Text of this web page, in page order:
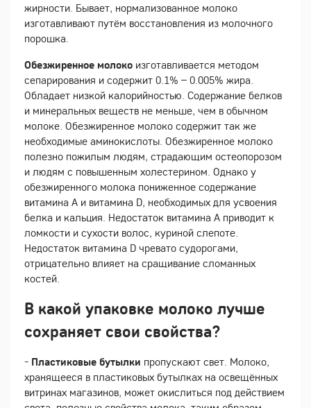
жирности. Бывает, нормализованное молоко
изготавливают путём восстановления из молочного
порошка.
Обезжиренное молоко изготавливается методом
сепарирования и содержит 0.1% – 0.005% жира.
Обладает низкой калорийностью. Содержание белков
и минеральных веществ не меньше, чем в обычном
молоке. Обезжиренное молоко содержит так же
необходимые аминокислоты. Обезжиренное молоко
полезно пожилым людям, страдающим остеопорозом
и людям с повышенным холестерином. Однако у
обезжиренного молока пониженное содержание
витамина A и витамина D, необходимых для усвоения
белка и кальция. Недостаток витамина A приводит к
ломкости и сухости волос, куриной слепоте.
Недостаток витамина D чревато судорогами,
отрицательно влияет на сращивание сломанных
костей.
В какой упаковке молоко лучше
сохраняет свои свойства?
- Пластиковые бутылки пропускают свет. Молоко,
хранящееся в пластиковых бутылках на освещённых
витринах магазинов, может окислиться под действием